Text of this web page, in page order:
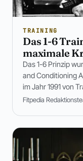
TRAINING
Das 1-6
maximale
Das 1-6 Prinzip
and Conditioning
im Jahr 1991 von
Fitpedia